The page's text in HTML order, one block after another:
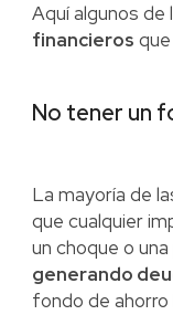
Aquí algunos de
financieros
No tener un
La mayoría de
que cualquier
un choque o
generando
fondo de ahorro